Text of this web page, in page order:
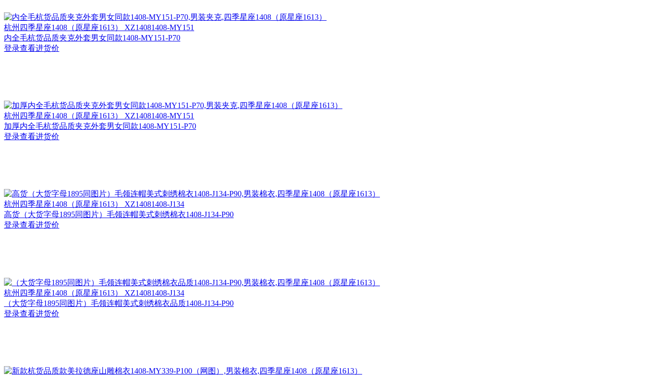
杭州 四季星座1408（原星座1613） XZ14081408-MY151
内全毛杭货品质夹克外套男女同款1408-MY151-P70
登录查看进货价
杭州 四季星座1408（原星座1613） XZ14081408-MY151
加厚内全毛杭货品质夹克外套男女同款1408-MY151-P70
登录查看进货价
杭州 四季星座1408（原星座1613） XZ14081408-J134
高货（大货字母1895同图片）毛领连帽美式刺绣棉衣1408-J134-P90
登录查看进货价
杭州 四季星座1408（原星座1613） XZ14081408-J134
（大货字母1895同图片）毛领连帽美式刺绣棉衣品质1408-J134-P90
登录查看进货价